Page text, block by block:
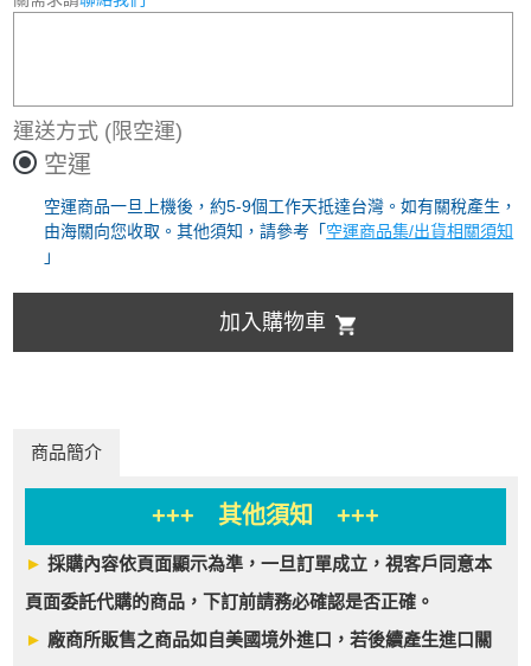
運送方式 (限空運)
空運
空運商品一旦上機後，約5-9個工作天抵達台灣。如有關稅產生，
由海關向您收取。其他須知，請參考「 空運商品集/出貨相關須知
」
加入購物車
商品簡介
+++ 其他須知 +++
►採購內容依頁面顯示為準，一旦訂單成立，視客戶同意本
頁面委託代購的商品，下訂前請務必確認是否正確。
► 廠商所販售之商品如自美國境外進口，若後續產生進口關